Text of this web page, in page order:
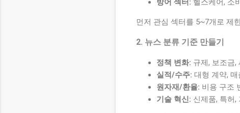
방어 섹터: 헬스케어, 소
먼저 관심 섹터를 5~7개로 제
2. 뉴스 분류 기준 만들기
정책 변화: 규제, 보조금,
실적/수주: 대형 계약,
원자재/환율: 비용 구조
기술 혁신: 신제품, 특허,